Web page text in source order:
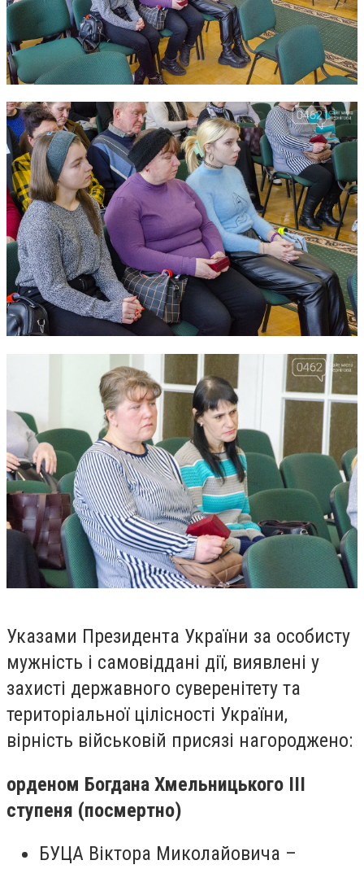
Указами Президента України за особисту
мужність і самовіддані дії, виявлені у
захисті державного суверенітету та
територіальної цілісності України,
вірність військовій присязі нагороджено:
орденом Богдана Хмельницького ІІІ
ступеня (посмертно)
БУЦА Віктора Миколайовича –